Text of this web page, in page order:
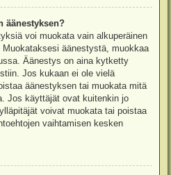
äänestyksen?
voi muokata vain alkuperäinen
äänestystä, muokkaa
Äänestys on aina kytketty
Jos kukaan ei ole vielä
äänestyksen tai muokata mitä
Jos käyttäjät ovat kuitenkin jo
voivat muokata tai poistaa
vaihtamisen kesken